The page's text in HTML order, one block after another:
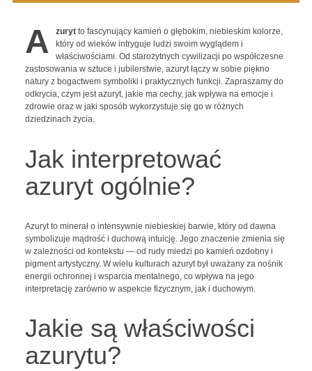
A zuryt to fascynujący kamień o głębokim, niebieskim kolorze,
który od wieków intryguje ludzi swoim wyglądem i
właściwościami. Od starożytnych cywilizacji po współczesne
zastosowania w sztuce i jubilerstwie, azuryt łączy w sobie piękno
natury z bogactwem symboliki i praktycznych funkcji. Zapraszamy do
odkrycia, czym jest azuryt, jakie ma cechy, jak wpływa na emocje i
zdrowie oraz w jaki sposób wykorzystuje się go w różnych
dziedzinach życia.
Jak interpretować
azuryt ogólnie?
Azuryt to minerał o intensywnie niebieskiej barwie, który od dawna
symbolizuje mądrość i duchową intuicję. Jego znaczenie zmienia się
w zależności od kontekstu — od rudy miedzi po kamień ozdobny i
pigment artystyczny. W wielu kulturach azuryt był uważany za nośnik
energii ochronnej i wsparcia mentalnego, co wpływa na jego
interpretację zarówno w aspekcie fizycznym, jak i duchowym.
Jakie są właściwości
azurytu?